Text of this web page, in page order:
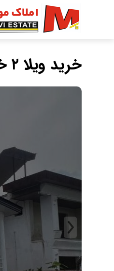
خرید ویلا ۲ خواب سند 6 دانگ جنگلی لوکیشن عالی